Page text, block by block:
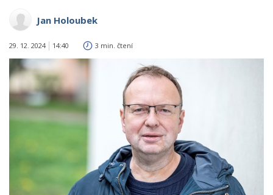
Jan Holoubek
29. 12. 2024 14:40 3 min. čtení